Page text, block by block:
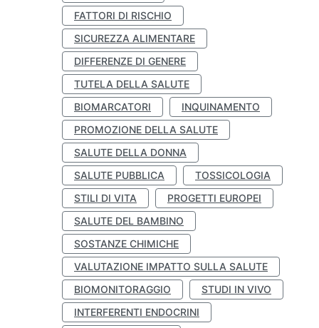
FATTORI DI RISCHIO
SICUREZZA ALIMENTARE
DIFFERENZE DI GENERE
TUTELA DELLA SALUTE
BIOMARCATORI
INQUINAMENTO
PROMOZIONE DELLA SALUTE
SALUTE DELLA DONNA
SALUTE PUBBLICA
TOSSICOLOGIA
STILI DI VITA
PROGETTI EUROPEI
SALUTE DEL BAMBINO
SOSTANZE CHIMICHE
VALUTAZIONE IMPATTO SULLA SALUTE
BIOMONITORAGGIO
STUDI IN VIVO
INTERFERENTI ENDOCRINI